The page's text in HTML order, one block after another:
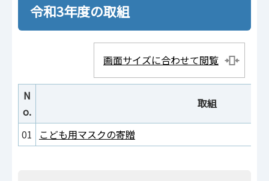
令和3年度の取組
画面サイズに合わせて閲覧
N
o.
取組
01 こども用マスクの寄贈